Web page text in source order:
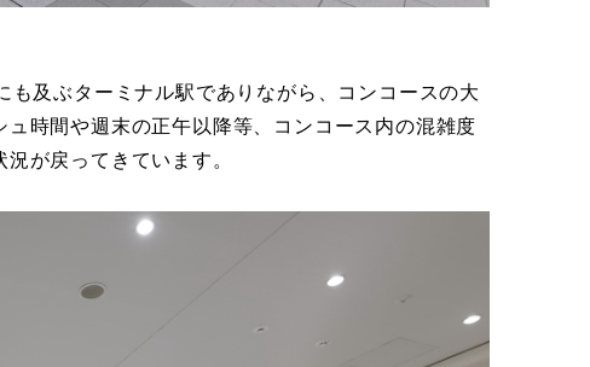
及ぶターミナル駅でありながら、コンコースの大
時間や週末の正午以降等、コンコース内の混雑度
が戻ってきています。